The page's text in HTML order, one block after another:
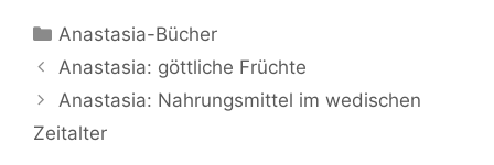
Kategorien
Anastasia-Bücher
Anastasia: göttliche Früchte
Anastasia: Nahrungsmittel im wedischen
Zeitalter